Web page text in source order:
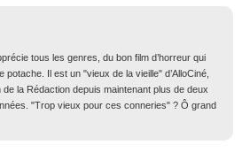
tous les genres, du bon film d’horreur qui
potache. Il est un "vieux de la vieille" d’AlloCiné,
de la Rédaction depuis maintenant plus de deux
"Trop vieux pour ces conneries" ? Ô grand